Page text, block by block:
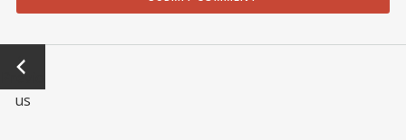
←
Previo
us